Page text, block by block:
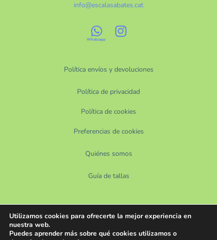
Política envíos y devoluciones
Política de privacidad
Política de cookies
Preferencias de cookies
Quiénes somos
Guía de tallas
info@escalasabates.cat
Utilizamos cookies para ofrecerte la mejor experiencia en
nuestra web.
Puedes aprender más sobre qué cookies utilizamos o